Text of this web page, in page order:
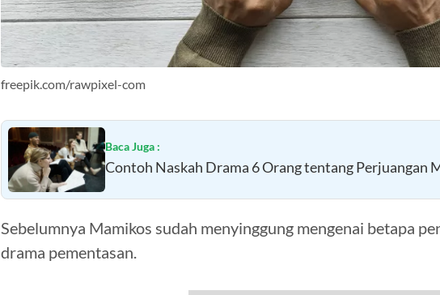
freepik.com/rawpixel-com
Baca Juga :
Contoh Naskah Drama 6 Orang tentang Perjuangan
Sebelumnya Mamikos sudah menyinggung mengenai betapa
drama pementasan.